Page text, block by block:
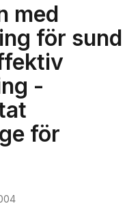
med
för sund
-
för